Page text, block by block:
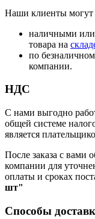
Наши клиенты могут
наличными или
товара на
по
компании.
НДС
С нами выгодно
общей системе
является
После заказа с вами
компании для
оплаты и сроках
шт"
Способы